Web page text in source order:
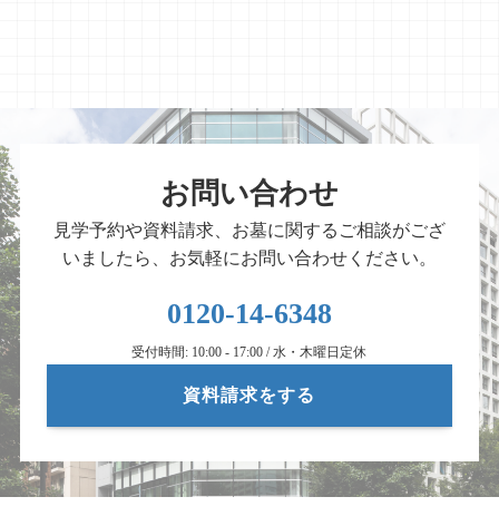
お問い合わせ
見学予約や資料請求、お墓に関するご相談がござ
いましたら、お気軽にお問い合わせください。
0120-14-6348
受付時間: 10:00 - 17:00 / 水・木曜日定休
資料請求をする